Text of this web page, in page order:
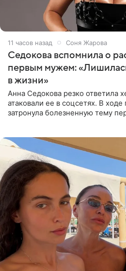
11 часов назад Соня Жарова
Седокова вспомнила о
первым мужем:
в жизни»
Анна Седокова резко ответила
атаковали ее в соцсетях. В ходе
затронула болезненную тему